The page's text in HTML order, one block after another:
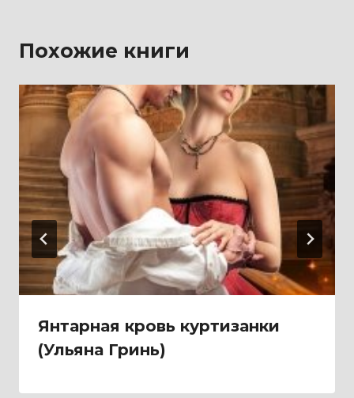
Похожие книги
Янтарная кровь куртизанки
(Ульяна Гринь)